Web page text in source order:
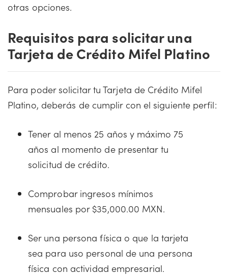
otras opciones.
Requisitos para solicitar una
Tarjeta de Crédito Mifel Platino
Para poder solicitar tu Tarjeta de Crédito Mifel
Platino, deberás de cumplir con el siguiente perfil:
Tener al menos 25 años y máximo 75
años al momento de presentar tu
solicitud de crédito.
Comprobar ingresos mínimos
mensuales por $35,000.00 MXN.
Ser una persona física o que la tarjeta
sea para uso personal de una persona
física con actividad empresarial.